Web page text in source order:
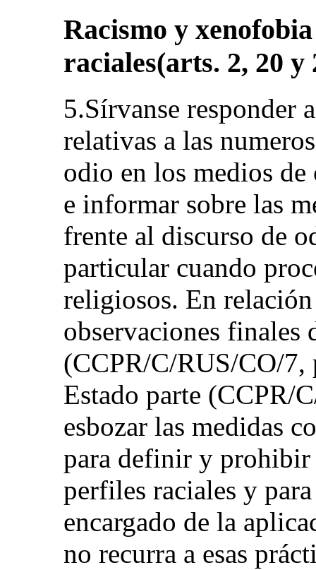
Racismo y
raciales(arts. 2, 20 y
5.Sírvanse responder
relativas a las
odio en los medios
e informar sobre las
frente al discurso de
particular cuando
religiosos. En
observaciones finales
(CCPR/C/RUS/CO/
Estado parte (CCPR/
esbozar las medidas
para definir y
perfiles raciales y
encargado de la
no recurra a esas